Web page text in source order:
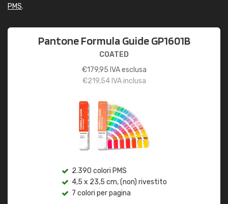
PMS.
Pantone Formula Guide GP1601B
COATED
€179,95 IVA esclusa
€219,54IVA inclusa
2.390 colori PMS
4,5 x 23,5 cm, (non) rivestito
7 colori per pagina